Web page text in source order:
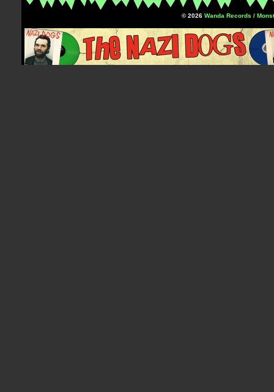
© 2026 Wanda Records /